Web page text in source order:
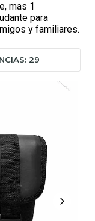
mas 1
para
y familiares.
29